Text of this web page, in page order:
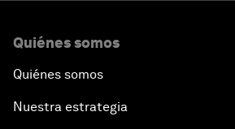
Quiénes somos
Quiénes somos
Nuestra estrategia